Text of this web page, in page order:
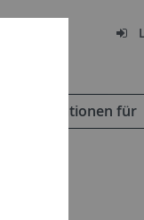
Informationen für